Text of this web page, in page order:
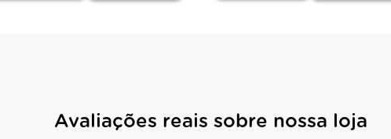
Avaliações reais sobre nossa loja